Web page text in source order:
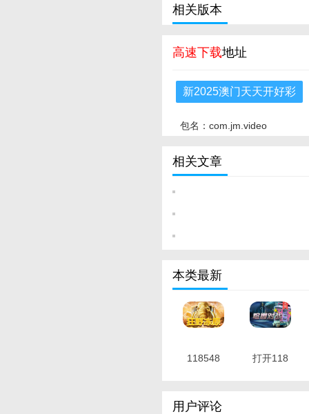
相关版本
高速下载地址
新2025澳门天天开好彩
包名：com.jm.video
相关文章
本类最新
118548
打开118
用户评论